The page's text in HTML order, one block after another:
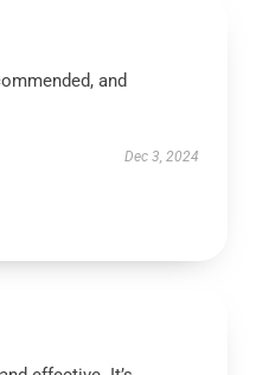
and
Dec 3, 2024